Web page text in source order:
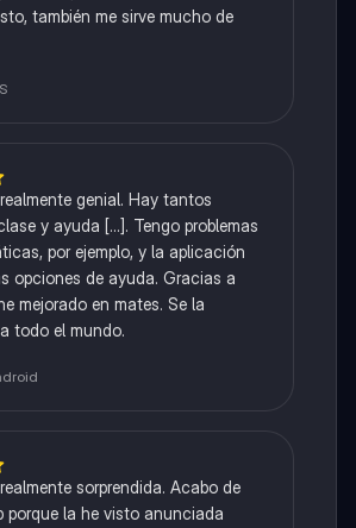
también me sirve mucho de
genial. Hay tantos
y ayuda [...]. Tengo problemas
por ejemplo, y la aplicación
opciones de ayuda. Gracias a
mejorado en mates. Se la
todo el mundo.
sorprendida. Acabo de
porque la he visto anunciada